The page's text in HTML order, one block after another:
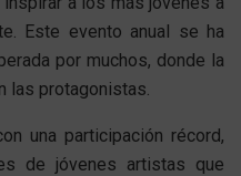
Este evento anual se ha
por muchos, donde la
las protagonistas.
una participación récord,
de jóvenes artistas que